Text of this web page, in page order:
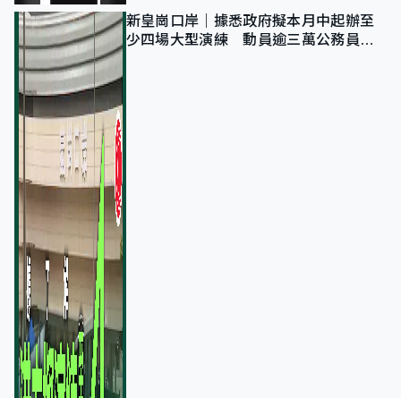
新皇崗口岸｜據悉政府擬本月中起辦至
少四場大型演練 動員逾三萬公務員人